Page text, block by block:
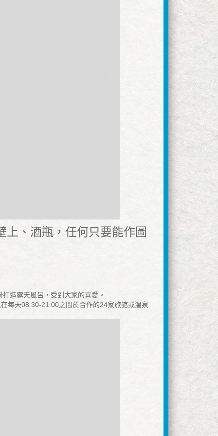
、酒瓶，任何只要能作圖
造露天風呂，受到大家的喜愛。
每天08:30-21:00之間於合作的24家旅館或溫泉